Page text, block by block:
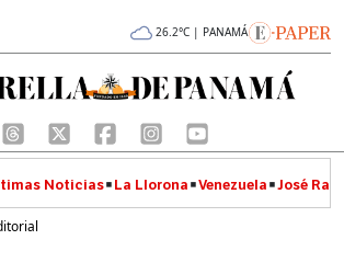
26.2°C | PANAMÁ
Noticias La Llorona Venezuela José